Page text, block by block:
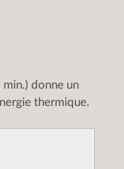
donne un
thermique.